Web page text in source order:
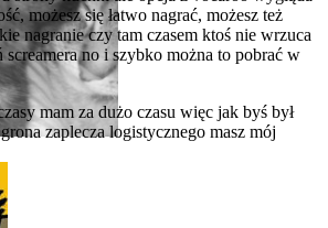
możesz się łatwo nagrać, możesz też
nagranie czy tam czasem ktoś nie wrzuca
no i szybko można to pobrać w
mam za dużo czasu więc jak byś był
zaplecza logistycznego masz mój